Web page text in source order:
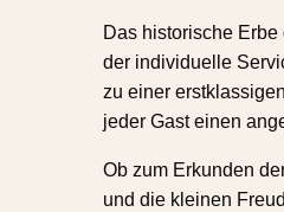
Das historische
der individuelle
zu einer
jeder Gast einen
Ob zum Erkunden
und die kleinen